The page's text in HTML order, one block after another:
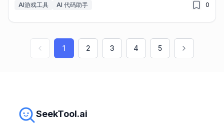
AI游戏工具 AI 代码助手 0
1 2 3 4 5
SeekTool.ai